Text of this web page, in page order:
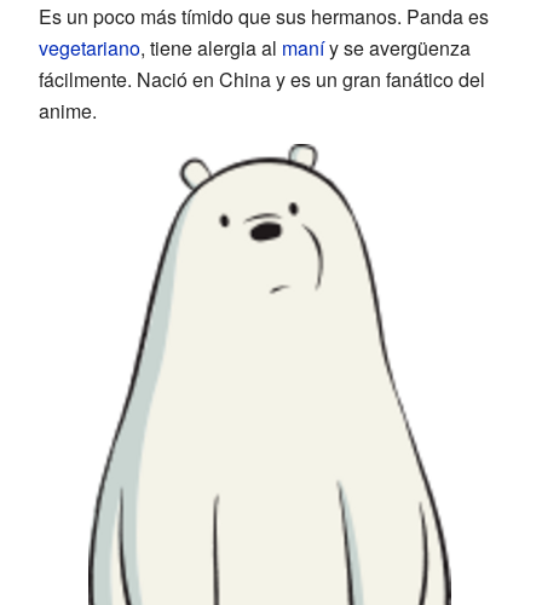
Es un poco más tímido que sus hermanos. Panda es
vegetariano, tiene alergia al maníy se avergüenza
fácilmente. Nació en China y es un gran fanático del
anime.